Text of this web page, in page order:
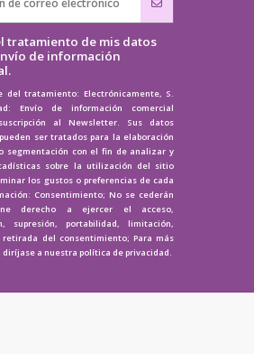
tratamiento de mis datos
de información
del tratamiento: Electrónicamente, S.
Envío de información comercial
al Newsletter. Sus datos
ser tratados para la elaboración
segmentación con el fin de analizar y
sobre la utilización del sitio
los gustos o preferencias de cada
Consentimiento; No se cederán
derecho a ejercer el acceso,
supresión, portabilidad, limitación,
retirada del consentimiento; Para más
a nuestra política de privacidad.